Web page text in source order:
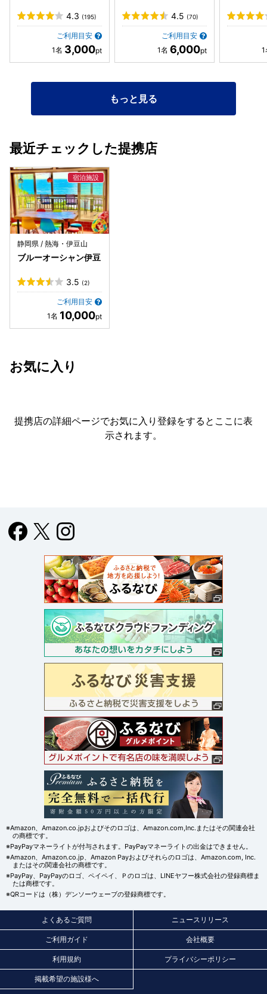
4.3 (195)
ご利用目安
3,000
4.5 (70)
ご利用目安
6,000
もっと見る
最近チェックした提携店
静岡県 / 熱海・伊豆山
ブルーオーシャン伊豆
3.5 (2)
ご利用目安
10,000
お気に入り
提携店の詳細ページでお気に入り登録をすると ここに表
示されます。
※Amazon、Amazon.co.jpおよびそのロゴは、Amazon.com,Inc.またはその関連会社
の商標です。
※PayPayマネーライトが付与されます。PayPayマネーライトの出金はできません。
※Amazon、Amazon.co.jp、Amazon Payおよびそれらのロゴは、Amazon.com, Inc.
またはその関連会社の商標です。
※PayPay、PayPayのロゴ、ペイペイ、Ｐのロゴは、LINEヤフー株式会社の登録商標ま
たは商標です。
※QRコードは（株）デンソーウェーブの登録商標です。
よくあるご質問 ニュースリリース
ご利用ガイド 会社概要
利用規約 プライバシーポリシー
掲載希望の施設様へ